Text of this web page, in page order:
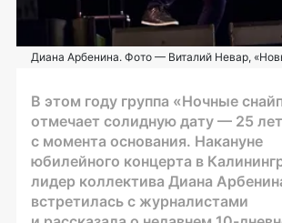
Диана Арбенина. Фото — Виталий Невар,
В этом году группа «Ночные
отмечает солидную дату — 25 лет
с момента основания. Накануне
юбилейного концерта в
лидер коллектива Диана
встретилась с журналистами